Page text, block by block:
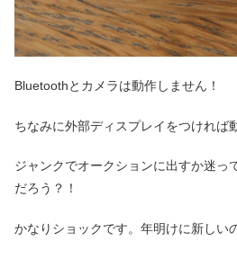
Bluetoothとカメラは動作しません！
ちなみに外部ディスプレイをつければ
ジャンクでオークションに出すか迷っ
だろう？！
かなりショックです。年明けに新しい